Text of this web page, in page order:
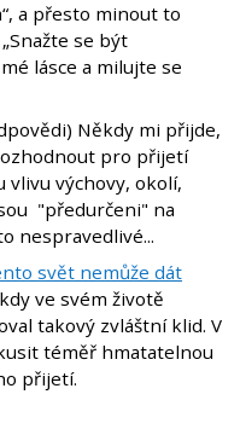
a přesto minout to
se být
lásce a milujte se
Někdy mi přijde,
pro přijetí
vlivu výchovy, okolí,
"předurčeni" na
nespravedlivé...
svět nemůže dát
ve svém životě
takový zvláštní klid. V
téměř hmatatelnou
přijetí.